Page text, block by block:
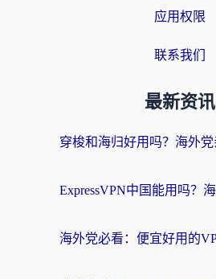
应用权限
联系我们
最新资讯